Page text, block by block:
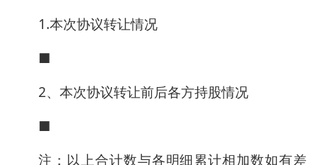
1.本次协议转让情况
■
2、本次协议转让前后各方持股情况
■
注：以上合计数与各明细累计相加数如有差